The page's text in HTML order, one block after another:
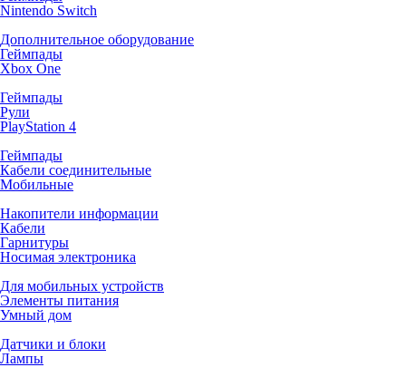
Nintendo Switch
Дополнительное оборудование
Геймпады
Xbox One
Геймпады
Рули
PlayStation 4
Геймпады
Кабели соединительные
Мобильные
Накопители информации
Кабели
Гарнитуры
Носимая электроника
Для мобильных устройств
Элементы питания
Умный дом
Датчики и блоки
Лампы